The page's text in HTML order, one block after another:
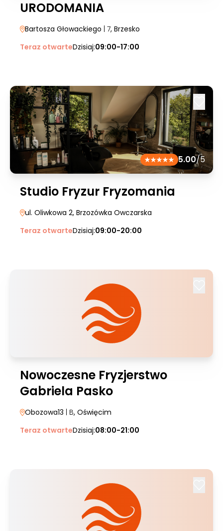
URODOMANIA
Bartosza Głowackiego | 7, Brzesko
Teraz otwarteDzisiaj:09:00-17:00
5.00/5
Studio Fryzur Fryzomania
ul. Oliwkowa 2, Brzozówka Owczarska
Teraz otwarteDzisiaj:09:00-20:00
Nowoczesne Fryzjerstwo
Gabriela Pasko
Obozowa13 | B, Oświęcim
Teraz otwarteDzisiaj:08:00-21:00